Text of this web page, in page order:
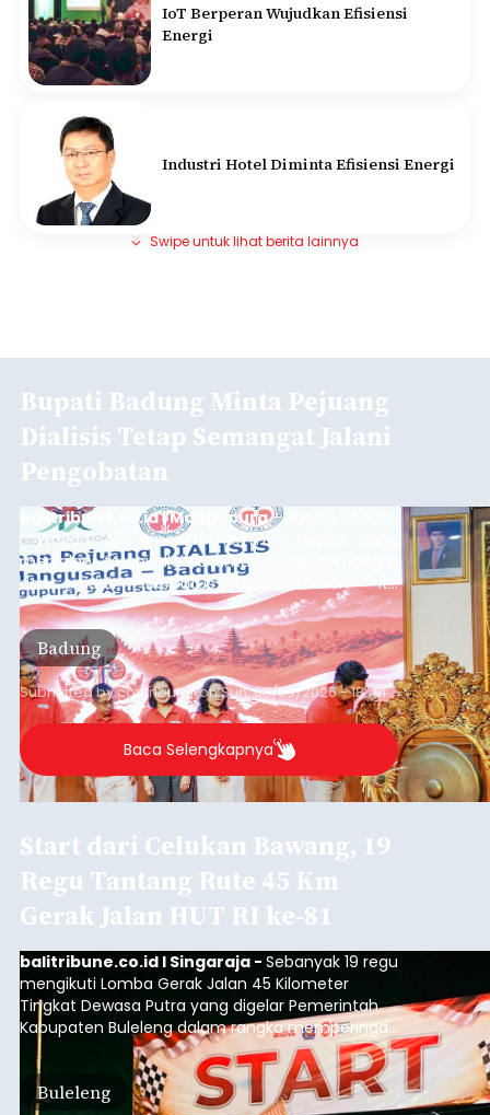
IoT Berperan Wujudkan Efisiensi
Energi
Industri Hotel Diminta Efisiensi Energi
Swipe untuk lihat berita lainnya
Bupati Badung Minta Pejuang
Dialisis Tetap Semangat Jalani
Pengobatan
balitribune.co.id | Mangupura- Bupati Badung
I Wayan Adi Arnawa meminta pasien yang
menjalani terapi dialisis untuk tetap semangat
dan tidak berputus asa. Pesan itu
disampaikannya saat menghadiri Sarasehan
Pejuang Dialisis yang digelar RSD Mangusada di
Ruang Kertha Gosana, Puspem Badung, Minggu
(9/8/2026).
Badung
Submitted bycontributoronSun, 08/09/2026 - 18:44
Baca Selengkapnya
Start dari Celukan Bawang, 19
Regu Tantang Rute 45 Km
Gerak Jalan HUT RI ke-81
balitribune.co.id I Singaraja - Sebanyak 19 regu
mengikuti Lomba Gerak Jalan 45 Kilometer
Tingkat Dewasa Putra yang digelar Pemerintah
Kabupaten Buleleng dalam rangka memperingati
HUT ke-81 Kemerdekaan Republik Indonesia.
Lomba resmi dimulai dari Lapangan Sepak Bola
Desa Celukan Bawang, Sabtu (8/8/2026) malam.
Buleleng